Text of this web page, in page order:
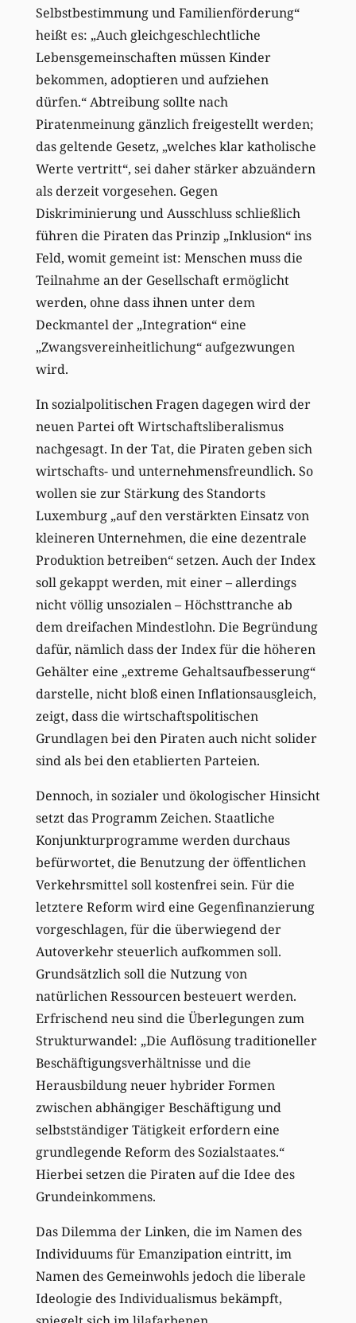
Selbstbestimmung und Familienförderung“
heißt es: „Auch gleichgeschlechtliche
Lebensgemeinschaften müssen Kinder
bekommen, adoptieren und aufziehen
dürfen.“ Abtreibung sollte nach
Piratenmeinung gänzlich freigestellt werden;
das geltende Gesetz, „welches klar katholische
Werte vertritt“, sei daher stärker abzuändern
als derzeit vorgesehen. Gegen
Diskriminierung und Ausschluss schließlich
führen die Piraten das Prinzip „Inklusion“ ins
Feld, womit gemeint ist: Menschen muss die
Teilnahme an der Gesellschaft ermöglicht
werden, ohne dass ihnen unter dem
Deckmantel der „Integration“ eine
„Zwangsvereinheitlichung“ aufgezwungen
wird.
In sozialpolitischen Fragen dagegen wird der
neuen Partei oft Wirtschaftsliberalismus
nachgesagt. In der Tat, die Piraten geben sich
wirtschafts- und unternehmensfreundlich. So
wollen sie zur Stärkung des Standorts
Luxemburg „auf den verstärkten Einsatz von
kleineren Unternehmen, die eine dezentrale
Produktion betreiben“ setzen. Auch der Index
soll gekappt werden, mit einer – allerdings
nicht völlig unsozialen – Höchsttranche ab
dem dreifachen Mindestlohn. Die Begründung
dafür, nämlich dass der Index für die höheren
Gehälter eine „extreme Gehaltsaufbesserung“
darstelle, nicht bloß einen Inflationsausgleich,
zeigt, dass die wirtschaftspolitischen
Grundlagen bei den Piraten auch nicht solider
sind als bei den etablierten Parteien.
Dennoch, in sozialer und ökologischer Hinsicht
setzt das Programm Zeichen. Staatliche
Konjunkturprogramme werden durchaus
befürwortet, die Benutzung der öffentlichen
Verkehrsmittel soll kostenfrei sein. Für die
letztere Reform wird eine Gegenfinanzierung
vorgeschlagen, für die überwiegend der
Autoverkehr steuerlich aufkommen soll.
Grundsätzlich soll die Nutzung von
natürlichen Ressourcen besteuert werden.
Erfrischend neu sind die Überlegungen zum
Strukturwandel: „Die Auflösung traditioneller
Beschäftigungsverhältnisse und die
Herausbildung neuer hybrider Formen
zwischen abhängiger Beschäftigung und
selbstständiger Tätigkeit erfordern eine
grundlegende Reform des Sozialstaates.“
Hierbei setzen die Piraten auf die Idee des
Grundeinkommens.
Das Dilemma der Linken, die im Namen des
Individuums für Emanzipation eintritt, im
Namen des Gemeinwohls jedoch die liberale
Ideologie des Individualismus bekämpft,